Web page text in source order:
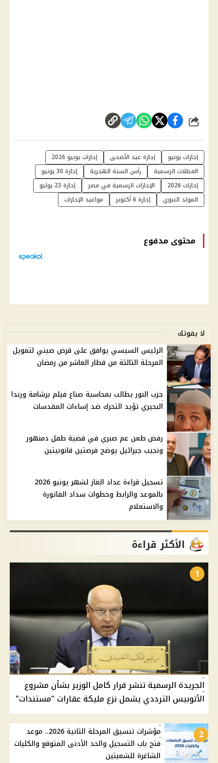
شارك
إجازات يونيو إجازة عيد الأضحى
إجازات يونيو 2026
العطلات الرسمية
رأس السنة الهجرية
إجازة 30 يونيو
إجازات 2026
الإجازات الرسمية في مصر
إجازة 23 يوليو
المولد النبوي
إجازة 6 أكتوبر مواعيد الإجازات
محتوى مدفوع
لا يفوتك
الرئيس السيسي يوافق على قرض صيني لتمويل
المرحلة الثالثة من قطار العاشر من رمضان
حزب النور يطالب بمحاسبة صناع فيلم برشامة ورندا
البحيري تؤيد التحرك ضد إساءات المقدسات
رفض طعن عم صبري في قضية طفل دمنهور
ونجيب جبرائيل يوضح فرصتين قانونيتين
تسجيل قراءة عداد الغاز لشهر يونيو 2026
بالموعد والرابط وخطوات سداد الفاتورة
والاستعلام
الأكثر قراءة
1
الجريدة الرسمية تنشر قرار كامل الوزير بشأن مشروع
الأتوبيس الترددي يشمل نزع مليكة عقارات "مستندات"
2
مؤشرات تنسيق المرحلة الثانية 2026.. موعد
فتح باب التسجيل والحد الأدنى المتوقع والكليات
الشاغرة للشعبتين